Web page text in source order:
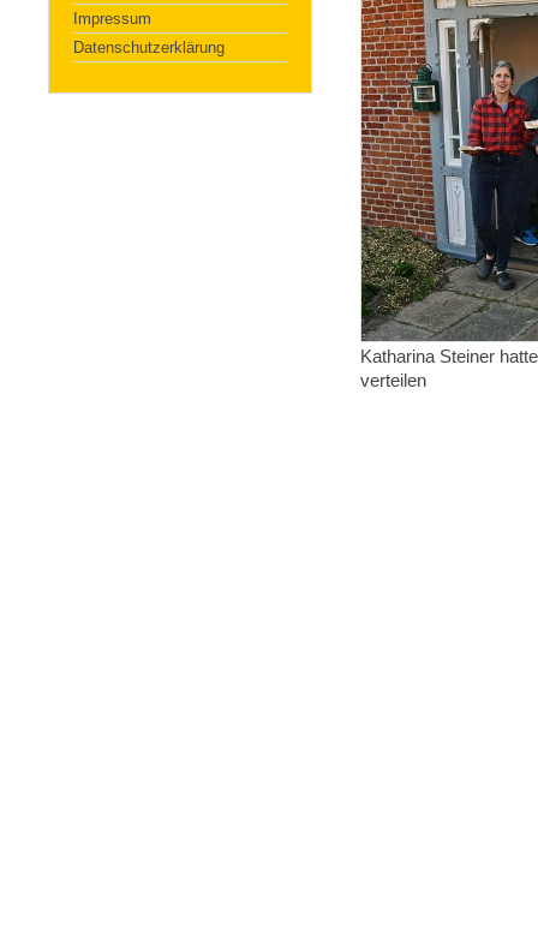
Impressum
Datenschutzerklärung
Katharina Steiner
verteilen